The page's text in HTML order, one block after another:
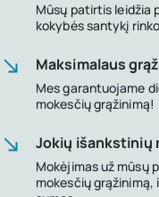
Mūsų patirtis leidžia
kokybės santykį
Maksimalaus
Mes garantuojame
mokesčių grąžinimą!
Jokių išankstinių
Mokėjimas už mūsų
mokesčių grąžinimą,